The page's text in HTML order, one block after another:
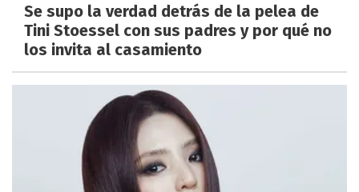
Se supo la verdad detrás de la pelea de
Tini Stoessel con sus padres y por qué no
los invita al casamiento